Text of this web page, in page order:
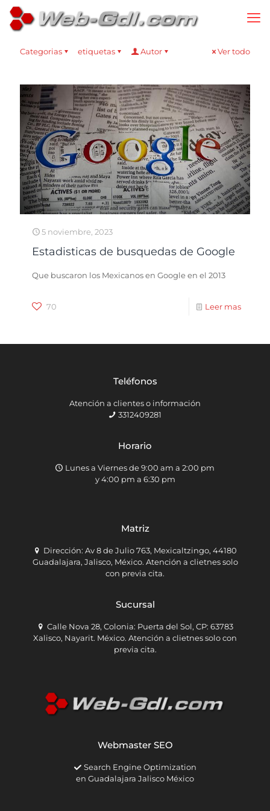
Categorias etiquetas Autor Ver todo
5 noviembre, 2023
Estadisticas de busquedas de Google
Que buscaron los Mexicanos en Google en el 2013
70 Leer mas
Teléfonos
Atención a clientes o información
3312409281
Horario
Lunes a Viernes de 9:00 am a 2:00 pm
y 4:00 pm a 6:30 pm
Matriz
Dirección: Av 8 de Julio 763, Mexicaltzingo, 44180
Guadalajara, Jalisco, México. Atención a clietnes solo
con previa cita.
Sucursal
Calle Nova 28, Colonia: Puerta del Sol, CP: 63783
Xalisco, Nayarit. México. Atención a clietnes solo con
previa cita.
Webmaster SEO
Search Engine Optimization
en Guadalajara Jalisco México